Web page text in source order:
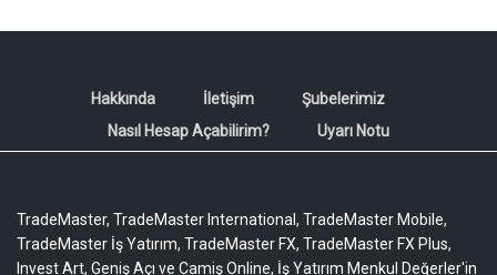
Hakkında İletişim
Şubelerimiz
Nasıl Hesap Açabilirim?
Uyarı Notu
TradeMaster, TradeMaster International, TradeMaster Mobile,
TradeMaster İş Yatırım, TradeMaster FX, TradeMaster FX Plus,
Invest Art, Geniş Açı ve Camiş Online, İş Yatırım Menkul Değerler'in